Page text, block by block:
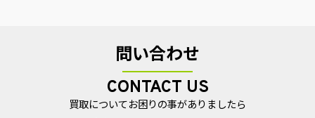
問い合わせ
CONTACT US
買取についてお困りの事がありましたら